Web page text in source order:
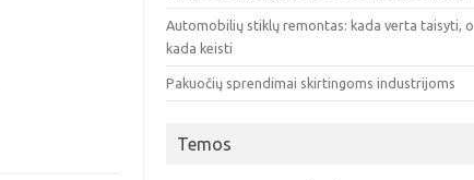
Automobilių stiklų remontas: kada verta taisyti, o
kada keisti
Pakuočių sprendimai skirtingoms industrijoms
Temos